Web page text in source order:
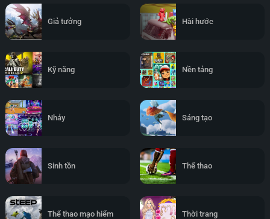
Giả tưởng Hài hước
Kỹ năng Nền tảng
Nhảy Sáng tạo
Sinh tồn Thể thao
Thể thao mạo hiểm Thời trang